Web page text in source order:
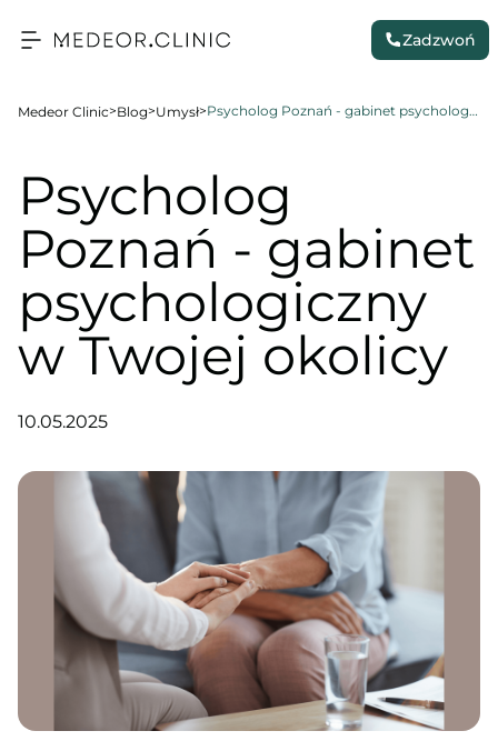
Zadzwoń
Medeor Clinic>Blog>Umysł> Psycholog Poznań - gabinet psychologiczny w Twojej okolicy
Psycholog
Poznań - gabinet
psychologiczny
w Twojej okolicy
10.05.2025